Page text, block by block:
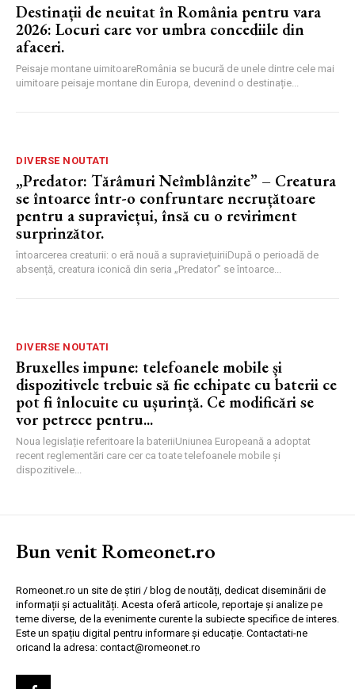
Destinații de neuitat în România pentru vara
2026: Locuri care vor umbra concediile din
afaceri.
Peisaje montane uimitoareRomânia se bucură de unele dintre cele mai
uimitoare peisaje montane din Europa, devenind o destinație...
DIVERSE NOUTATI
„Predator: Tărâmuri Neîmblânzite” – Creatura
se întoarce într-o confruntare necruțătoare
pentru a supraviețui, însă cu o reviriment
surprinzător.
întoarcerea creaturii: o eră nouă a supraviețuiriiDupă o perioadă de
absență, creatura iconică din seria „Predator” se întoarce...
DIVERSE NOUTATI
Bruxelles impune: telefoanele mobile și
dispozitivele trebuie să fie echipate cu baterii ce
pot fi înlocuite cu ușurință. Ce modificări se
vor petrece pentru...
Noua legislație referitoare la bateriiUniunea Europeană a adoptat
recent reglementări care cer ca toate telefoanele mobile și
dispozitivele...
Bun venit Romeonet.ro
Romeonet.ro un site de știri / blog de noutăți, dedicat diseminării de
informații și actualități. Acesta oferă articole, reportaje și analize pe
teme diverse, de la evenimente curente la subiecte specifice de interes.
Este un spațiu digital pentru informare și educație. Contactati-ne
oricand la adresa: contact@romeonet.ro